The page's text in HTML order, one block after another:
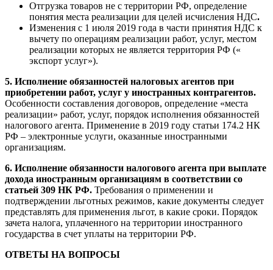
Отгрузка товаров не с территории РФ, определение
понятия места реализации для целей исчисления НДС.
Изменения с 1 июля 2019 года в части принятия НДС к
вычету по операциям реализации работ, услуг, местом
реализации которых не является территория РФ («
экспорт услуг»).
5. Исполнение обязанностей налоговых агентов при
приобретении работ, услуг у иностранных контрагентов.
Особенности составления договоров, определение «места
реализации» работ, услуг, порядок исполнения обязанностей
налогового агента. Применение в 2019 году статьи 174.2 НК
РФ – электронные услуги, оказанные иностранными
организациям.
6. Исполнение обязанности налогового агента при выплате
дохода иностранным организациям в соответствии со
статьей 309 НК РФ. Требования о применении и
подтверждении льготных режимов, какие документы следует
представлять для применения льгот, в какие сроки. Порядок
зачета налога, уплаченного на территории иностранного
государства в счет уплаты на территории РФ.
ОТВЕТЫ НА ВОПРОСЫ